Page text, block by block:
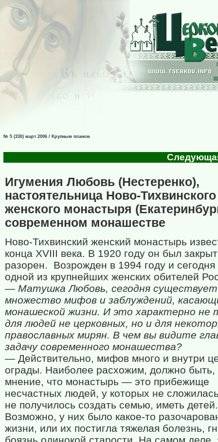
№ 5 (330) март 2006 / Крупным планом
Игумения Любовь (Нестеренко),
настоятельница Ново-Тихвинского
женского монастыря
современном монашестве
Ново-Тихвинский женский монастырь
конца XVIII века. В 1920 году он был
разорен.
Возрожден в 1994 году и сегодня
одной из крупнейших женских обителей
— Матушка Любовь, сегодня существует
множество мифов и заблуждений,
монашеской жизни. И это характерно не
для людей не церковных, но и для
православных мирян. В чем вы видите
задачу современного монашества?
— Действительно, мифов много и внутри
ограды. Наиболее расхожим, должно быть,
мнение, что монастырь — это прибежище
несчастных людей, у которых не
не получилось создать семью, иметь детей.
Возможно, у них было какое-то
жизни, или их постигла тяжелая болезнь,